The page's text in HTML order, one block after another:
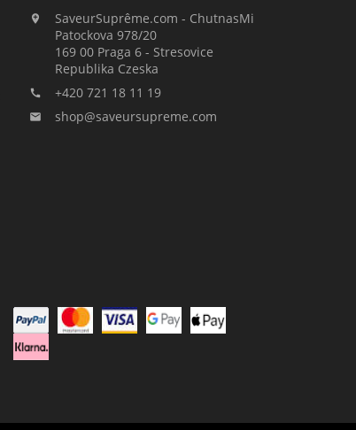

SaveurSuprême.com - ChutnasMi
Patockova 978/20
169 00 Praga 6 - Stresovice
Republika Czeska
 +420 721 18 11 19
 shop@saveursupreme.com